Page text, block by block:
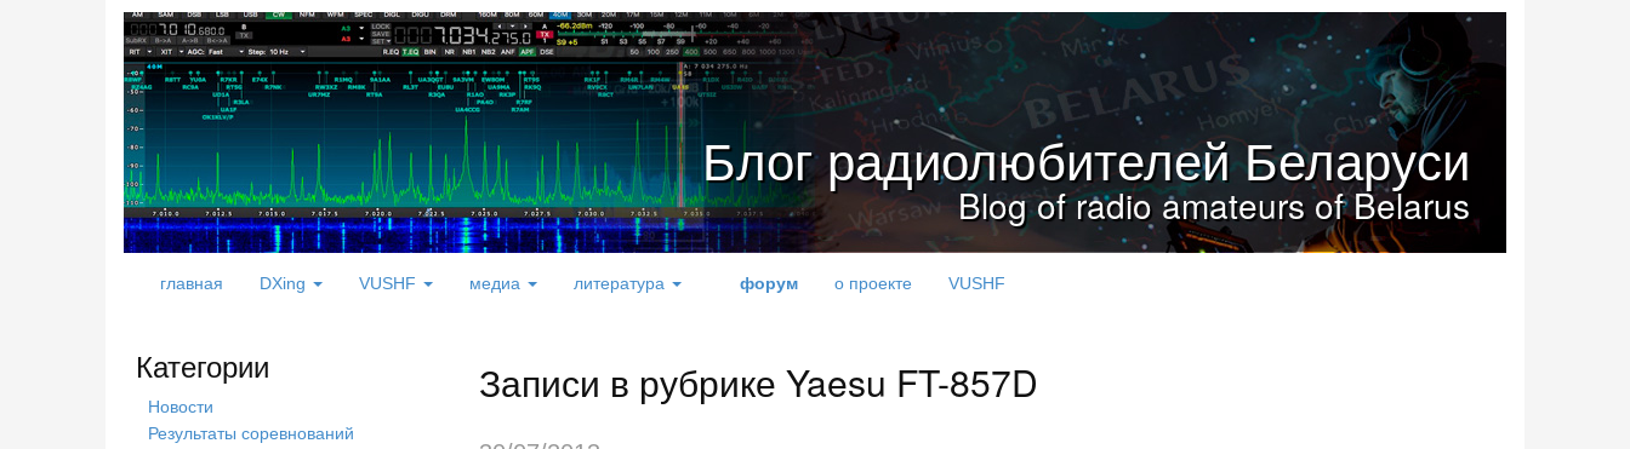
Блог радиолюбителей Беларуси
Blog of radio amateurs of Belarus
главная DXing VUSHF медиа литература форум о проекте VUSHF
Записи в рубрике Yaesu FT-857D
Категории
Новости
Результаты соревнований